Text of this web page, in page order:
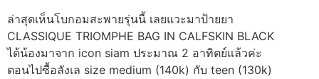
ล่าสุดเห็นโบกอมสะพายรุ่นนี้ เลยแวะมาป้ายยา
CLASSIQUE TRIOMPHE BAG IN CALFSKIN BLACK
ได้น้องมาจาก icon siam ประมาณ 2 อาทิตย์แล้วค่ะ
ตอนไปซื้อลังเล size medium (140k) กับ teen (130k)